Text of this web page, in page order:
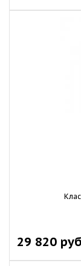
29 820 руб